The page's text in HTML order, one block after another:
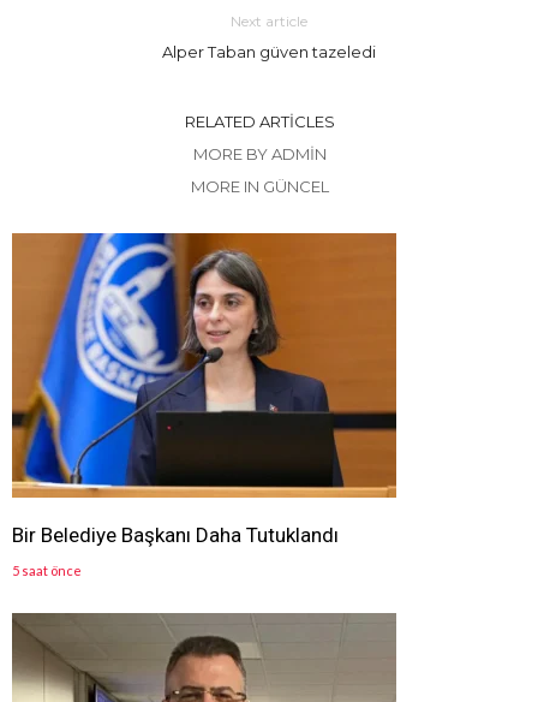
Next article
Alper Taban güven tazeledi
RELATED ARTICLES
MORE BY ADMIN
MORE IN GÜNCEL
Bir Belediye Başkanı Daha Tutuklandı
5 saat önce